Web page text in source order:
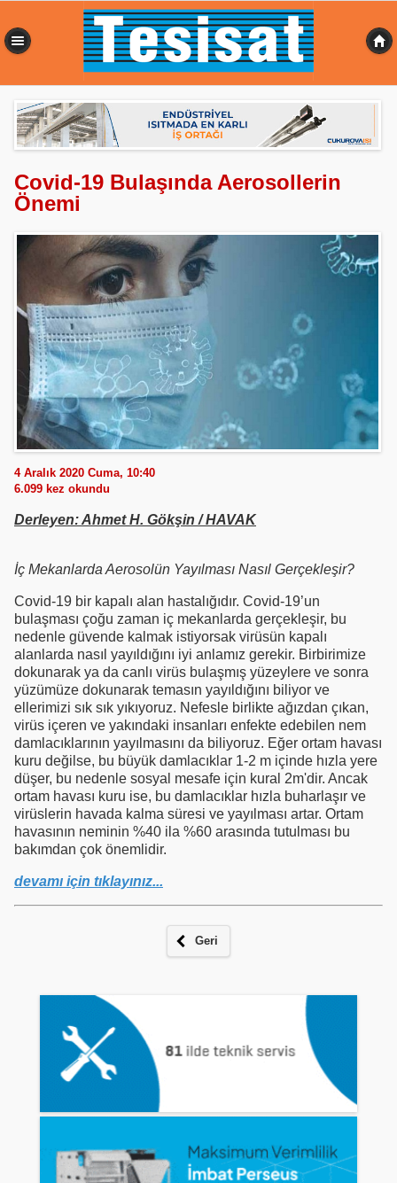
Covid-19 Bulaşında Aerosollerin
Önemi
4 Aralık 2020 Cuma, 10:40
6.099 kez okundu
Derleyen: Ahmet H. Gökşin / HAVAK
İç Mekanlarda Aerosolün Yayılması Nasıl Gerçekleşir?
Covid-19 bir kapalı alan hastalığıdır. Covid-19’un
bulaşması çoğu zaman iç mekanlarda gerçekleşir, bu
nedenle güvende kalmak istiyorsak virüsün kapalı
alanlarda nasıl yayıldığını iyi anlamız gerekir. Birbirimize
dokunarak ya da canlı virüs bulaşmış yüzeylere ve sonra
yüzümüze dokunarak temasın yayıldığını biliyor ve
ellerimizi sık sık yıkıyoruz. Nefesle birlikte ağızdan çıkan,
virüs içeren ve yakındaki insanları enfekte edebilen nem
damlacıklarının yayılmasını da biliyoruz. Eğer ortam havası
kuru değilse, bu büyük damlacıklar 1-2 m içinde hızla yere
düşer, bu nedenle sosyal mesafe için kural 2m'dir. Ancak
ortam havası kuru ise, bu damlacıklar hızla buharlaşır ve
virüslerin havada kalma süresi ve yayılması artar. Ortam
havasının neminin %40 ila %60 arasında tutulması bu
bakımdan çok önemlidir.
devamı için tıklayınız...
Geri
0,352 sn